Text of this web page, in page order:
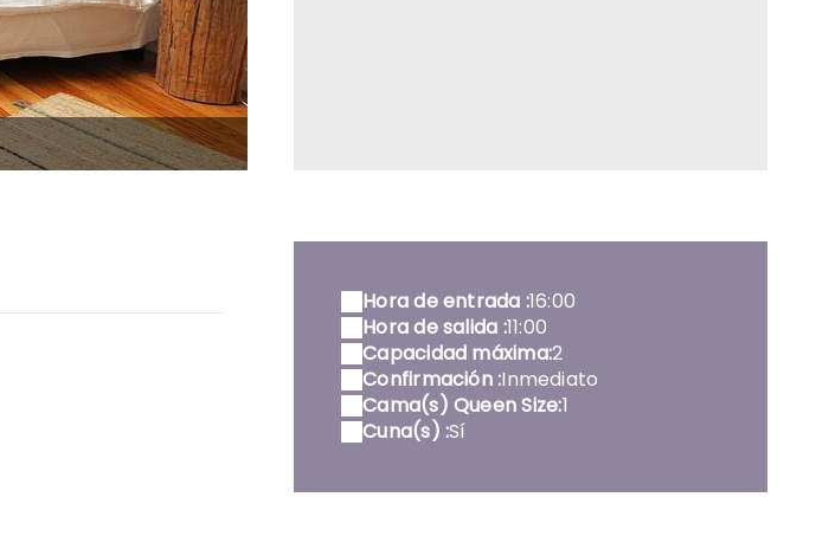
Hora de entrada :16:00
Hora de salida :11:00
Capacidad máxima:2
Confirmación :Inmediato
Cama(s) Queen Size:1
Cuna(s) :Sí